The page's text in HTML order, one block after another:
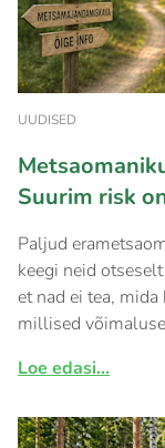
UUDISED
Suurim risk
Paljud
keegi neid
et nad ei tea,
millised
Loe edasi...